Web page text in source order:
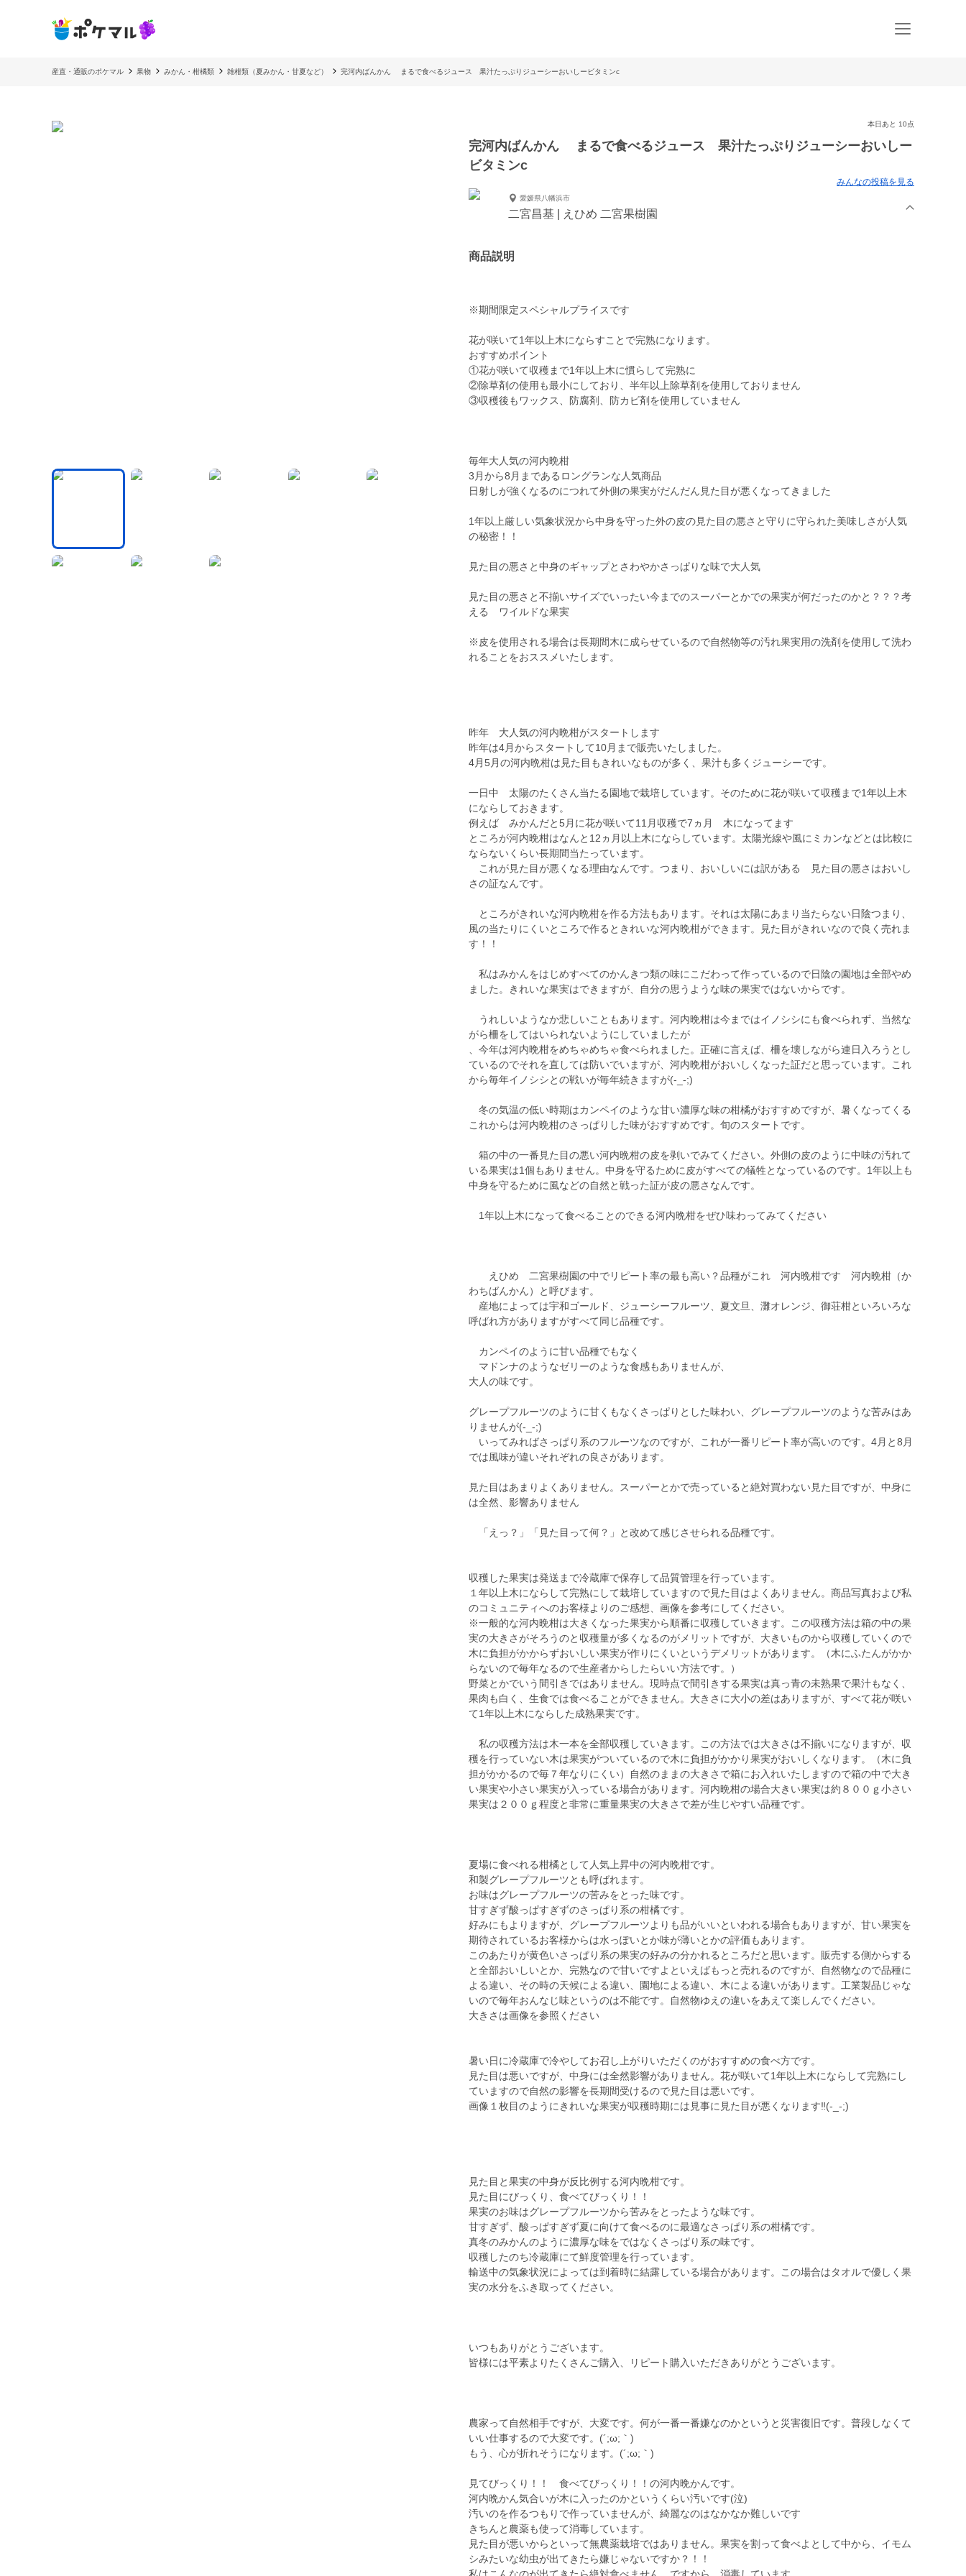
産直・通販のポケマル 果物 みかん・柑橘類 雑柑類（夏みかん・甘夏など） 完河内ばんかん まるで食べるジュース 果汁たっぷりジューシーおいしービタミンc
本日あと 10点
完河内ばんかん まるで食べるジュース 果汁たっぷりジューシーおいしー
ビタミンc
みんなの投稿を見る
愛媛県八幡浜市
二宮昌基 | えひめ 二宮果樹園
商品説明
※期間限定スペシャルプライスです
花が咲いて1年以上木にならすことで完熟になります。
おすすめポイント
①花が咲いて収穫まで1年以上木に慣らして完熟に
②除草剤の使用も最小にしており、半年以上除草剤を使用しておりません
③収穫後もワックス、防腐剤、防カビ剤を使用していません
毎年大人気の河内晩柑
3月から8月まであるロングランな人気商品
日射しが強くなるのにつれて外側の果実がだんだん見た目が悪くなってきました
1年以上厳しい気象状況から中身を守った外の皮の見た目の悪さと守りに守られた美味しさが人気
の秘密！！
見た目の悪さと中身のギャップとさわやかさっぱりな味で大人気
見た目の悪さと不揃いサイズでいったい今までのスーパーとかでの果実が何だったのかと？？？考
える ワイルドな果実
※皮を使用される場合は長期間木に成らせているので自然物等の汚れ果実用の洗剤を使用して洗わ
れることをおススメいたします。
昨年 大人気の河内晩柑がスタートします
昨年は4月からスタートして10月まで販売いたしました。
4月5月の河内晩柑は見た目もきれいなものが多く、果汁も多くジューシーです。
一日中 太陽のたくさん当たる園地で栽培しています。そのために花が咲いて収穫まで1年以上木
にならしておきます。
例えば みかんだと5月に花が咲いて11月収穫で7ヵ月 木になってます
ところが河内晩柑はなんと12ヵ月以上木にならしています。太陽光線や風にミカンなどとは比較に
ならないくらい長期間当たっています。
これが見た目が悪くなる理由なんです。つまり、おいしいには訳がある 見た目の悪さはおいし
さの証なんです。
ところがきれいな河内晩柑を作る方法もあります。それは太陽にあまり当たらない日陰つまり、
風の当たりにくいところで作るときれいな河内晩柑ができます。見た目がきれいなので良く売れま
す！！
私はみかんをはじめすべてのかんきつ類の味にこだわって作っているので日陰の園地は全部やめ
ました。きれいな果実はできますが、自分の思うような味の果実ではないからです。
うれしいようなか悲しいこともあります。河内晩柑は今まではイノシシにも食べられず、当然な
がら柵をしてはいられないようにしていましたが
、今年は河内晩柑をめちゃめちゃ食べられました。正確に言えば、柵を壊しながら連日入ろうとし
ているのでそれを直しては防いでいますが、河内晩柑がおいしくなった証だと思っています。これ
から毎年イノシシとの戦いが毎年続きますが(-_-;)
冬の気温の低い時期はカンペイのような甘い濃厚な味の柑橘がおすすめですが、暑くなってくる
これからは河内晩柑のさっぱりした味がおすすめです。旬のスタートです。
箱の中の一番見た目の悪い河内晩柑の皮を剥いでみてください。外側の皮のように中味の汚れて
いる果実は1個もありません。中身を守るために皮がすべての犠牲となっているのです。1年以上も
中身を守るために風などの自然と戦った証が皮の悪さなんです。
1年以上木になって食べることのできる河内晩柑をぜひ味わってみてください
えひめ 二宮果樹園の中でリピート率の最も高い？品種がこれ 河内晩柑です 河内晩柑（か
わちばんかん）と呼びます。
産地によっては宇和ゴールド、ジューシーフルーツ、夏文旦、灘オレンジ、御荘柑といろいろな
呼ばれ方がありますがすべて同じ品種です。
カンペイのように甘い品種でもなく
マドンナのようなゼリーのような食感もありませんが、
大人の味です。
グレープフルーツのように甘くもなくさっぱりとした味わい、グレープフルーツのような苦みはあ
りませんが(-_-;)
いってみればさっぱり系のフルーツなのですが、これが一番リピート率が高いのです。4月と8月
では風味が違いそれぞれの良さがあります。
見た目はあまりよくありません。スーパーとかで売っていると絶対買わない見た目ですが、中身に
は全然、影響ありません
「えっ？」「見た目って何？」と改めて感じさせられる品種です。
収穫した果実は発送まで冷蔵庫で保存して品質管理を行っています。
１年以上木にならして完熟にして栽培していますので見た目はよくありません。商品写真および私
のコミュニティへのお客様よりのご感想、画像を参考にしてください。
※一般的な河内晩柑は大きくなった果実から順番に収穫していきます。この収穫方法は箱の中の果
実の大きさがそろうのと収穫量が多くなるのがメリットですが、大きいものから収穫していくので
木に負担がかからずおいしい果実が作りにくいというデメリットがあります。（木にふたんがかか
らないので毎年なるので生産者からしたらいい方法です。）
野菜とかでいう間引きではありません。現時点で間引きする果実は真っ青の未熟果で果汁もなく、
果肉も白く、生食では食べることができません。大きさに大小の差はありますが、すべて花が咲い
て1年以上木にならした成熟果実です。
私の収穫方法は木一本を全部収穫していきます。この方法では大きさは不揃いになりますが、収
穫を行っていない木は果実がついているので木に負担がかかり果実がおいしくなります。（木に負
担がかかるので毎７年なりにくい）自然のままの大きさで箱にお入れいたしますので箱の中で大き
い果実や小さい果実が入っている場合があります。河内晩柑の場合大きい果実は約８００ｇ小さい
果実は２００ｇ程度と非常に重量果実の大きさで差が生じやすい品種です。
夏場に食べれる柑橘として人気上昇中の河内晩柑です。
和製グレープフルーツとも呼ばれます。
お味はグレープフルーツの苦みをとった味です。
甘すぎず酸っぱすぎずのさっぱり系の柑橘です。
好みにもよりますが、グレープフルーツよりも品がいいといわれる場合もありますが、甘い果実を
期待されているお客様からは水っぽいとか味が薄いとかの評価もあります。
このあたりが黄色いさっぱり系の果実の好みの分かれるところだと思います。販売する側からする
と全部おいしいとか、完熟なので甘いですよといえばもっと売れるのですが、自然物なので品種に
よる違い、その時の天候による違い、園地による違い、木による違いがあります。工業製品じゃな
いので毎年おんなじ味というのは不能です。自然物ゆえの違いをあえて楽しんでください。
大きさは画像を参照ください
暑い日に冷蔵庫で冷やしてお召し上がりいただくのがおすすめの食べ方です。
見た目は悪いですが、中身には全然影響がありません。花が咲いて1年以上木にならして完熟にし
ていますので自然の影響を長期間受けるので見た目は悪いです。
画像１枚目のようにきれいな果実が収穫時期には見事に見た目が悪くなります‼️(-_-;)
見た目と果実の中身が反比例する河内晩柑です。
見た目にびっくり、食べてびっくり！！
果実のお味はグレープフルーツから苦みをとったような味です。
甘すぎず、酸っぱすぎず夏に向けて食べるのに最適なさっぱり系の柑橘です。
真冬のみかんのように濃厚な味をではなくさっぱり系の味です。
収穫したのち冷蔵庫にて鮮度管理を行っています。
輸送中の気象状況によっては到着時に結露している場合があります。この場合はタオルで優しく果
実の水分をふき取ってください。
いつもありがとうございます。
皆様には平素よりたくさんご購入、リピート購入いただきありがとうございます。
農家って自然相手ですが、大変です。何が一番一番嫌なのかというと災害復旧です。普段しなくて
いい仕事するので大変です。(´;ω;｀)
もう、心が折れそうになります。(´;ω;｀)
見てびっくり！！ 食べてびっくり！！の河内晩かんです。
河内晩かん気合いが木に入ったのかというくらい汚いです(泣)
汚いのを作るつもりで作っていませんが、綺麗なのはなかなか難しいです
きちんと農薬も使って消毒しています。
見た目が悪いからといって無農薬栽培ではありません。果実を割って食べよとして中から、イモム
シみたいな幼虫が出てきたら嫌じゃないですか？！！